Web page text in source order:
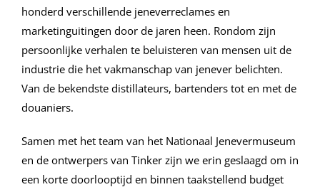
honderd verschillende jeneverreclames en
marketinguitingen door de jaren heen. Rondom zijn
persoonlijke verhalen te beluisteren van mensen uit de
industrie die het vakmanschap van jenever belichten.
Van de bekendste distillateurs, bartenders tot en met de
douaniers.
Samen met het team van het Nationaal Jenevermuseum
en de ontwerpers van Tinker zijn we erin geslaagd om in
een korte doorlooptijd en binnen taakstellend budget